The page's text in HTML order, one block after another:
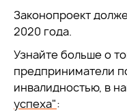
Законопроект
2020 года.
Узнайте больше о
предприниматели
инвалидностью, в
успеха":